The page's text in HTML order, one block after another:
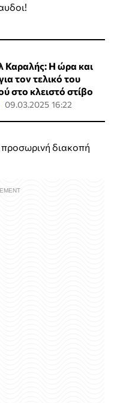
Καραλής: Η ώρα και
τον τελικό του
στο κλειστό στίβο
09.03.2025 16:22
διακοπή